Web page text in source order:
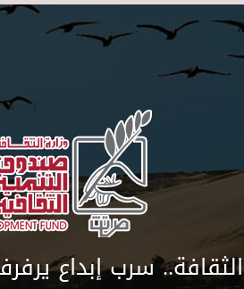
الثقافة.. سرب إبداع